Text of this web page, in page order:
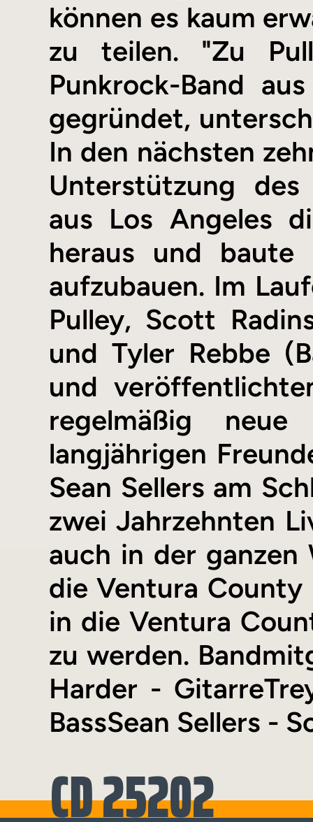
können es kaum
zu teilen. "Zu
Punkrock-Band
gegründet,
In den nächsten
Unterstützung des
aus Los Angeles
heraus und baute
aufzubauen. Im
Pulley, Scott
und Tyler Rebbe
und
regelmäßig
langjährigen
Sean Sellers am
zwei Jahrzehnten
auch in der ganzen
die Ventura County
in die Ventura
zu werden.
Harder -
BassSean Sellers -
CD 25202